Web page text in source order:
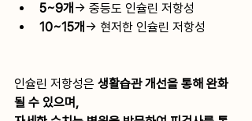
5~9개 → 중등도 인슐린 저항성
10~15개 → 현저한 인슐린 저항성
인슐린 저항성은 생활습관 개선을 통해 완화
될 수 있으며,